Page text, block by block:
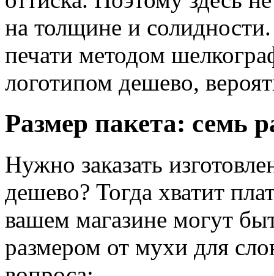
на толщине и
печати методом
логотипом дешево,
Размер пакета: семь
Нужно заказать
дешево? Тогда хватит
вашем магазине могут
размером от мухи для